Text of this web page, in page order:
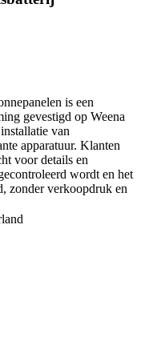
is een
gevestigd op Weena
van
apparatuur. Klanten
voor details en
wordt en het
zonder verkoopdruk en